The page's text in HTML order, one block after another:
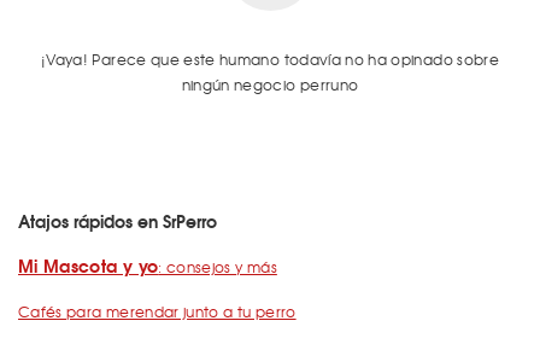
¡Vaya! Parece que este humano todavía no ha opinado sobre
ningún negocio perruno
Atajos rápidos en SrPerro
Mi Mascota y yo: consejos y más
Cafés para merendar junto a tu perro